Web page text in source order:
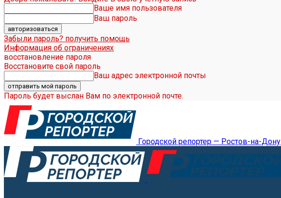
Ваше имя пользователя
Ваш пароль
Забыли пароль? получить помощь
Информация об ограничениях
восстановление пароля
Восстановите свой пароль
Ваш адрес электронной почты
Пароль будет выслан Вам по электронной почте.
Городской репортер — Ростов-на-Дону